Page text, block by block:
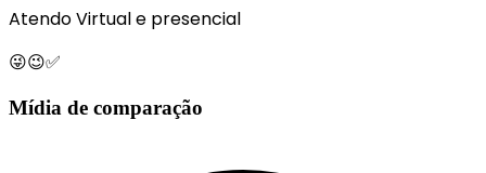
Atendo Virtual e presencial
😜😉✅
Mídia de comparação